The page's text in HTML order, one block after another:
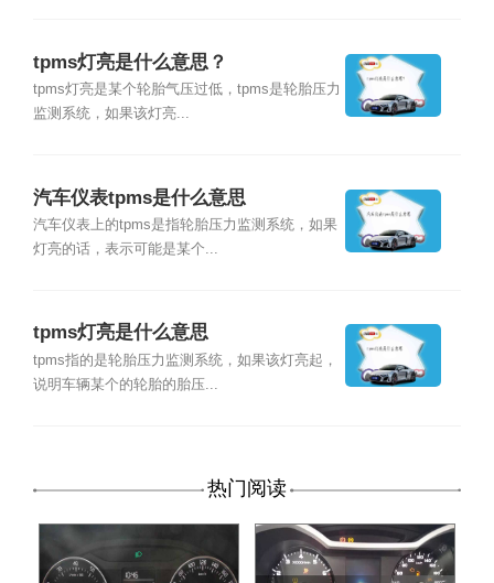
tpms灯亮是什么意思？
tpms灯亮是某个轮胎气压过低，tpms是轮胎压力
监测系统，如果该灯亮...
汽车仪表tpms是什么意思
汽车仪表上的tpms是指轮胎压力监测系统，如果
灯亮的话，表示可能是某个...
tpms灯亮是什么意思
tpms指的是轮胎压力监测系统，如果该灯亮起，
说明车辆某个的轮胎的胎压...
热门阅读